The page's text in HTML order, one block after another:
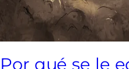
Por qué se le